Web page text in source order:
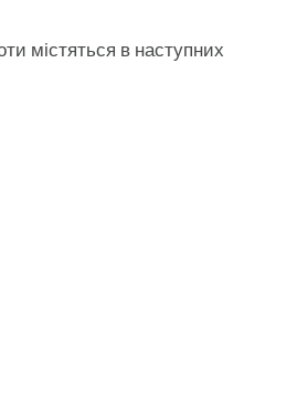
містяться в наступних